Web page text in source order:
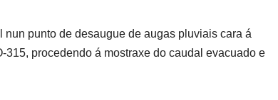
punto de desaugue de augas pluviais cara á
procedendo á mostraxe do caudal evacuado e